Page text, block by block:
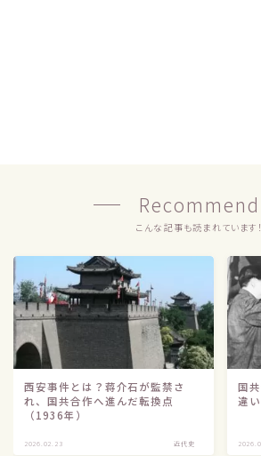
Recommend
こんな記事も読まれています！
西安事件とは？蒋介石が監禁さ
れ、国共合作へ進んだ転換点
（1936年）
2026.02.23 近代史
国
違